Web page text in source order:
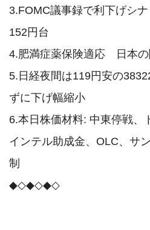
3.FOMC議事録で利下げシ
152円台
4.肥満症薬保険適応　日本
5.日経夜間は119円安の
ずに下げ幅縮小
6.本日株価材料: 中東停戦、
インテル助成金、OLC、サ
制
◆◇◆◇◆◇